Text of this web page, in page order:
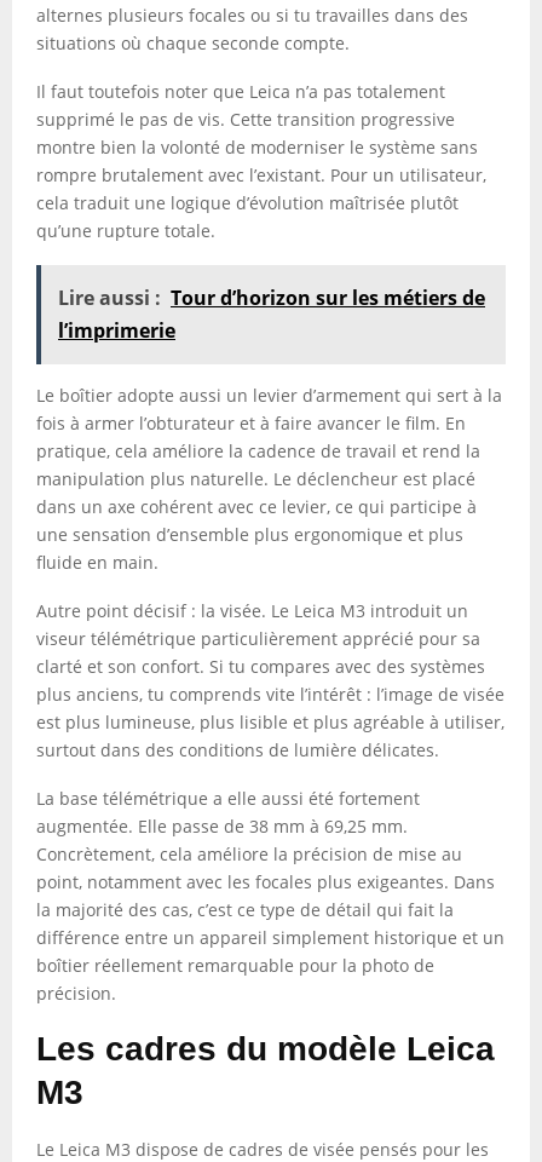
alternes plusieurs focales ou si tu travailles dans des
situations où chaque seconde compte.
Il faut toutefois noter que Leica n’a pas totalement
supprimé le pas de vis. Cette transition progressive
montre bien la volonté de moderniser le système sans
rompre brutalement avec l’existant. Pour un utilisateur,
cela traduit une logique d’évolution maîtrisée plutôt
qu’une rupture totale.
Lire aussi : Tour d’horizon sur les métiers de
l’imprimerie
Le boîtier adopte aussi un levier d’armement qui sert à la
fois à armer l’obturateur et à faire avancer le film. En
pratique, cela améliore la cadence de travail et rend la
manipulation plus naturelle. Le déclencheur est placé
dans un axe cohérent avec ce levier, ce qui participe à
une sensation d’ensemble plus ergonomique et plus
fluide en main.
Autre point décisif : la visée. Le Leica M3 introduit un
viseur télémétrique particulièrement apprécié pour sa
clarté et son confort. Si tu compares avec des systèmes
plus anciens, tu comprends vite l’intérêt : l’image de visée
est plus lumineuse, plus lisible et plus agréable à utiliser,
surtout dans des conditions de lumière délicates.
La base télémétrique a elle aussi été fortement
augmentée. Elle passe de 38 mm à 69,25 mm.
Concrètement, cela améliore la précision de mise au
point, notamment avec les focales plus exigeantes. Dans
la majorité des cas, c’est ce type de détail qui fait la
différence entre un appareil simplement historique et un
boîtier réellement remarquable pour la photo de
précision.
Les cadres du modèle Leica
M3
Le Leica M3 dispose de cadres de visée pensés pour les